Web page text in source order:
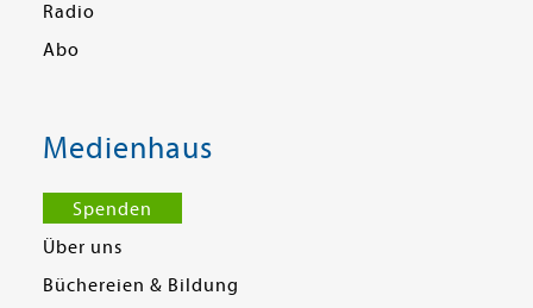
Radio
Abo
Medienhaus
Spenden
Über uns
Büchereien & Bildung